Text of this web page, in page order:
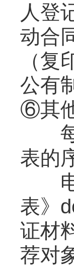
人登
动合
（
公有
⑥其
每
表的
电
表》
证材
荐对